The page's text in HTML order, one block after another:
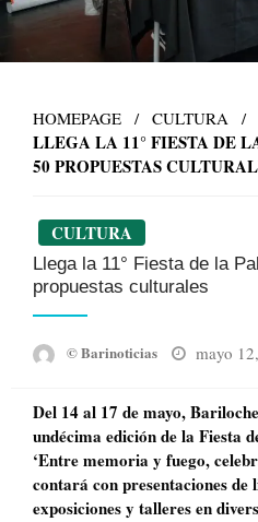
HOMEPAGE CULTURA
LLEGA LA 11° FIESTA DE
50 PROPUESTAS
CULTURA
Llega la 11° Fiesta de la
propuestas culturales
© Barinoticias
Posted
mayo
Del 14 al 17 de mayo,
undécima edición de la Fiesta
‘Entre memoria y fuego,
contará con presentaciones de
exposiciones y talleres en